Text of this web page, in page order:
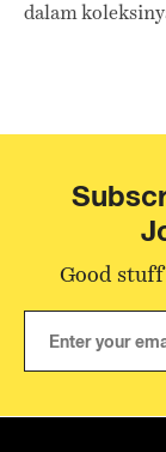
dalam
Good